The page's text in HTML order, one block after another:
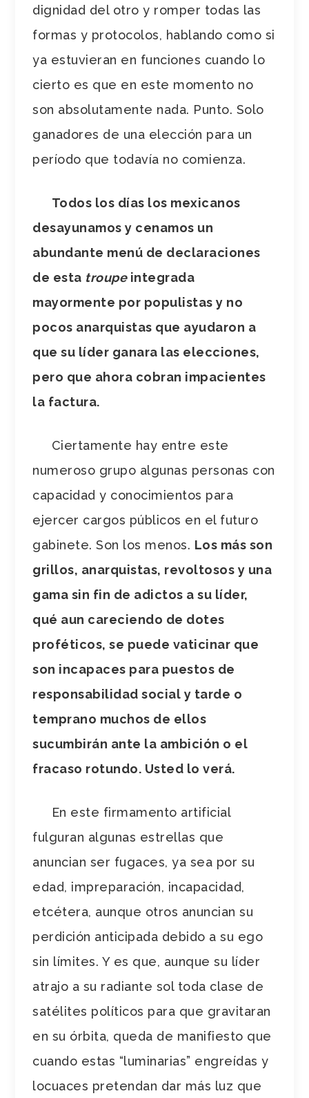
dignidad del otro y romper todas las
formas y protocolos, hablando como si
ya estuvieran en funciones cuando lo
cierto es que en este momento no
son absolutamente nada. Punto. Solo
ganadores de una elección para un
período que todavía no comienza.
Todos los días los mexicanos
desayunamos y cenamos un
abundante menú de declaraciones
de esta troupeintegrada
mayormente por populistas y no
pocos anarquistas que ayudaron a
que su líder ganara las elecciones,
pero que ahora cobran impacientes
la factura.
Ciertamente hay entre este
numeroso grupo algunas personas con
capacidad y conocimientos para
ejercer cargos públicos en el futuro
gabinete. Son los menos. Los más son
grillos, anarquistas, revoltosos y una
gama sin fin de adictos a su líder,
qué aun careciendo de dotes
proféticos, se puede vaticinar que
son incapaces para puestos de
responsabilidad social y tarde o
temprano muchos de ellos
sucumbirán ante la ambición o el
fracaso rotundo. Usted lo verá.
En este firmamento artificial
fulguran algunas estrellas que
anuncian ser fugaces, ya sea por su
edad, impreparación, incapacidad,
etcétera, aunque otros anuncian su
perdición anticipada debido a su ego
sin límites. Y es que, aunque su líder
atrajo a su radiante sol toda clase de
satélites políticos para que gravitaran
en su órbita, queda de manifiesto que
cuando estas “luminarias” engreídas y
locuaces pretendan dar más luz que